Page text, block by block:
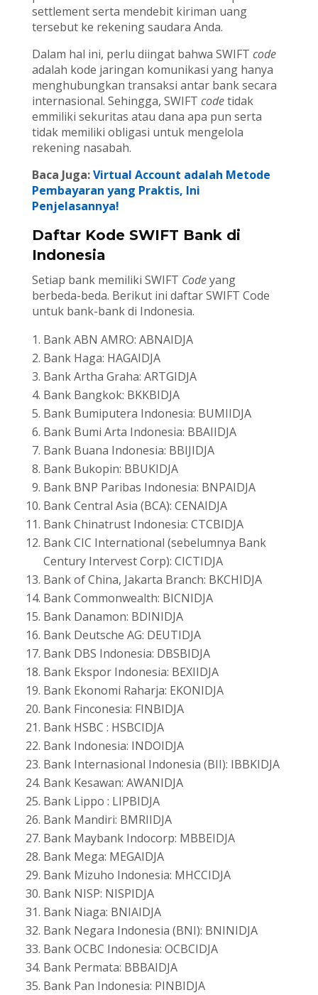
settlement serta mendebit kiriman uang
tersebut ke rekening saudara Anda.
Dalam hal ini, perlu diingat bahwa SWIFT code
adalah kode jaringan komunikasi yang hanya
menghubungkan transaksi antar bank secara
internasional. Sehingga, SWIFT codetidak
emmiliki sekuritas atau dana apa pun serta
tidak memiliki obligasi untuk mengelola
rekening nasabah.
Baca Juga:Virtual Account adalah Metode
Pembayaran yang Praktis, Ini
Penjelasannya!
Daftar Kode SWIFT Bank di
Indonesia
Setiap bank memiliki SWIFT Codeyang
berbeda-beda. Berikut ini daftar SWIFT Code
untuk bank-bank di Indonesia.
Bank ABN AMRO: ABNAIDJA
Bank Haga: HAGAIDJA
Bank Artha Graha: ARTGIDJA
Bank Bangkok: BKKBIDJA
Bank Bumiputera Indonesia: BUMIIDJA
Bank Bumi Arta Indonesia: BBAIIDJA
Bank Buana Indonesia: BBIJIDJA
Bank Bukopin: BBUKIDJA
Bank BNP Paribas Indonesia: BNPAIDJA
Bank Central Asia (BCA): CENAIDJA
Bank Chinatrust Indonesia: CTCBIDJA
Bank CIC International (sebelumnya Bank
Century Intervest Corp): CICTIDJA
Bank of China, Jakarta Branch: BKCHIDJA
Bank Commonwealth: BICNIDJA
Bank Danamon: BDINIDJA
Bank Deutsche AG: DEUTIDJA
Bank DBS Indonesia: DBSBIDJA
Bank Ekspor Indonesia: BEXIIDJA
Bank Ekonomi Raharja: EKONIDJA
Bank Finconesia: FINBIDJA
Bank HSBC : HSBCIDJA
Bank Indonesia: INDOIDJA
Bank Internasional Indonesia (BII): IBBKIDJA
Bank Kesawan: AWANIDJA
Bank Lippo : LIPBIDJA
Bank Mandiri: BMRIIDJA
Bank Maybank Indocorp: MBBEIDJA
Bank Mega: MEGAIDJA
Bank Mizuho Indonesia: MHCCIDJA
Bank NISP: NISPIDJA
Bank Niaga: BNIAIDJA
Bank Negara Indonesia (BNI): BNINIDJA
Bank OCBC Indonesia: OCBCIDJA
Bank Permata: BBBAIDJA
Bank Pan Indonesia: PINBIDJA